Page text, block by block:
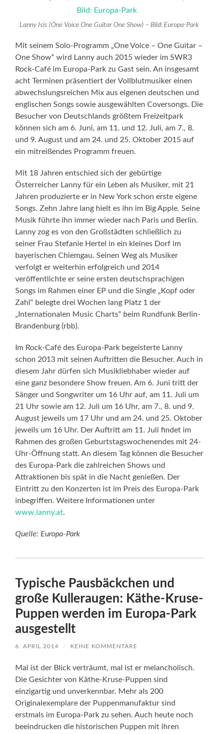
Lanny Isis (One Voice One Guitar One Show) – Bild: Europa-Park
Mit seinem Solo-Programm „One Voice – One Guitar –
One Show“ wird Lanny auch 2015 wieder im SWR3
Rock-Café im Europa-Park zu Gast sein. An insgesamt
acht Terminen präsentiert der Vollblutmusiker einen
abwechslungsreichen Mix aus eigenen deutschen und
englischen Songs sowie ausgewählten Coversongs. Die
Besucher von Deutschlands größtem Freizeitpark
können sich am 6. Juni, am 11. und 12. Juli, am 7., 8.
und 9. August und am 24. und 25. Oktober 2015 auf
ein mitreißendes Programm freuen.
Mit 18 Jahren entschied sich der gebürtige
Österreicher Lanny für ein Leben als Musiker, mit 21
Jahren produzierte er in New York schon erste eigene
Songs. Zehn Jahre lang hielt es ihn im Big Apple. Seine
Musik führte ihn immer wieder nach Paris und Berlin.
Lanny zog es von den Großstädten schließlich zu
seiner Frau Stefanie Hertel in ein kleines Dorf im
bayerischen Chiemgau. Seinen Weg als Musiker
verfolgt er weiterhin erfolgreich und 2014
veröffentlichte er seine ersten deutschsprachigen
Songs im Rahmen einer EP und die Single „Kopf oder
Zahl“ belegte drei Wochen lang Platz 1 der
„Internationalen Music Charts“ beim Rundfunk Berlin-
Brandenburg (rbb).
Im Rock-Café des Europa-Park begeisterte Lanny
schon 2013 mit seinen Auftritten die Besucher. Auch in
diesem Jahr dürfen sich Musikliebhaber wieder auf
eine ganz besondere Show freuen. Am 6. Juni tritt der
Sänger und Songwriter um 16 Uhr auf, am 11. Juli um
21 Uhr sowie am 12. Juli um 16 Uhr, am 7., 8. und 9.
August jeweils um 17 Uhr und am 24. und 25. Oktober
jeweils um 16 Uhr. Der Auftritt am 11. Juli findet im
Rahmen des großen Geburtstagswochenendes mit 24-
Uhr-Öffnung statt. An diesem Tag können die Besucher
des Europa-Park die zahlreichen Shows und
Attraktionen bis spät in die Nacht genießen. Der
Eintritt zu den Konzerten ist im Preis des Europa-Park
inbegriffen. Weitere Informationen unter
www.lanny.at.
Quelle: Europa-Park
Typische Pausbäckchen und
große Kulleraugen: Käthe-Kruse-
Puppen werden im Europa-Park
ausgestellt
6. APRIL 2014 / KEINE KOMMENTARE
Mal ist der Blick verträumt, mal ist er melancholisch.
Die Gesichter von Käthe-Kruse-Puppen sind
einzigartig und unverkennbar. Mehr als 200
Originalexemplare der Puppenmanufaktur sind
erstmals im Europa-Park zu sehen. Auch heute noch
beeindrucken die historischen Puppen mit ihren